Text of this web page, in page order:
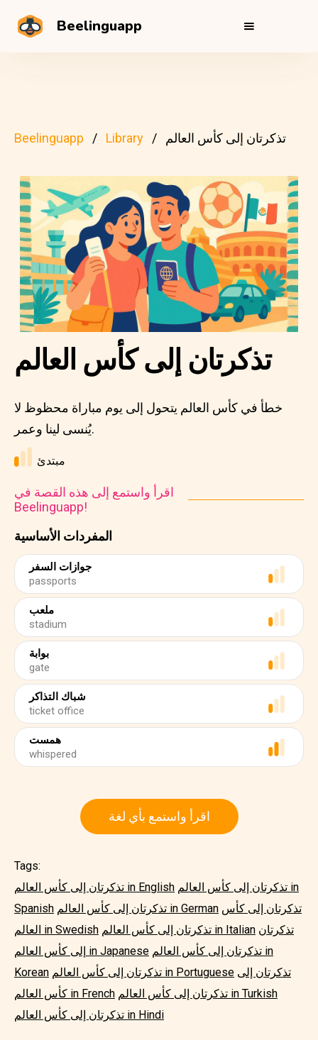
Beelinguapp
Beelinguapp Library تذكرتان إلى كأس العالم
المفردات الأساسية
جوازات السفر
passports
ملعب
stadium
بوابة
gate
شباك التذاكر
ticket office
همست
whispered
تذكرتان إلى كأس العالم
خطأ في كأس العالم يتحول إلى يوم مباراة محظوظ لا
يُنسى لينا وعمر.
مبتدئ
اقرأ واستمع إلى هذه القصة في
Beelinguapp!
اقرأ واستمع بأي لغة
Tags:
تذكرتان إلى كأس العالم in English تذكرتان إلى كأس العالم in
Spanish
تذكرتان إلى كأس العالم in German تذكرتان إلى كأس
العالم in Swedish
تذكرتان إلى كأس العالم in Italian تذكرتان
إلى كأس العالم in Japanese تذكرتان إلى كأس العالم in
Korean
تذكرتان إلى كأس العالم in Portuguese تذكرتان إلى
كأس العالم in French
تذكرتان إلى كأس العالم in Turkish
تذكرتان إلى كأس العالم in Hindi